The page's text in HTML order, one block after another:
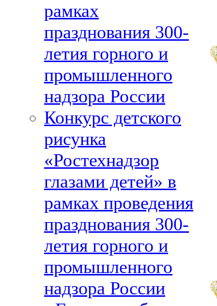
рамках
празднования 300-
летия горного и
промышленного
надзора России
Конкурс детского
рисунка
«Ростехнадзор
глазами детей» в
рамках проведения
празднования 300-
летия горного и
промышленного
надзора России